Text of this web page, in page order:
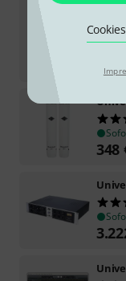
348